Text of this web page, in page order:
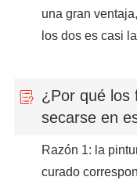
una gran
los dos es casi
¿Por qué los
secarse en
Razón 1: la
curado